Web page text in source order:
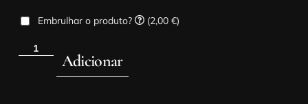
Embrulhar o produto? (2,00 €)
Adicionar